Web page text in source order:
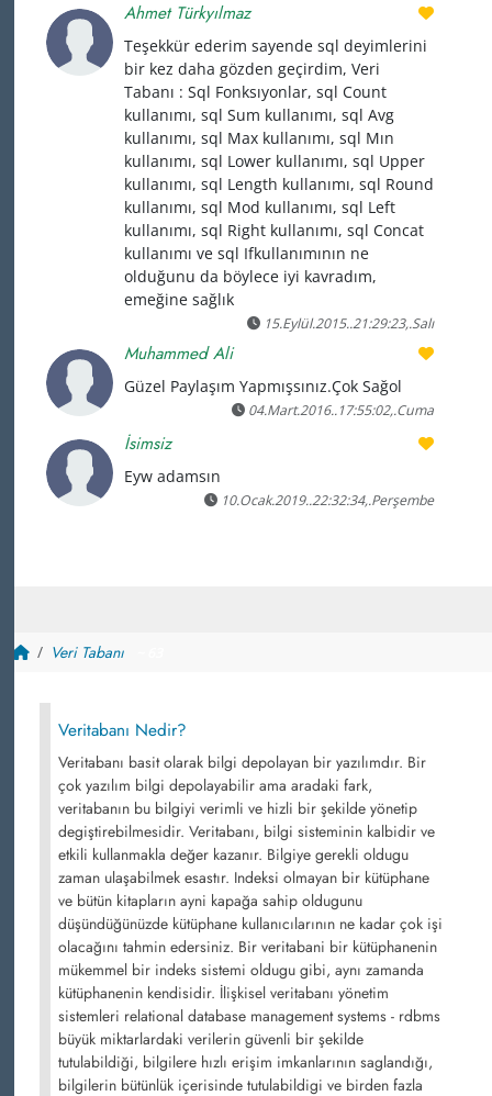
Ahmet Türkyılmaz
Teşekkür ederim sayende sql deyimlerini
bir kez daha gözden geçirdim, Veri
Tabanı : Sql Fonksıyonlar, sql Count
kullanımı, sql Sum kullanımı, sql Avg
kullanımı, sql Max kullanımı, sql Mın
kullanımı, sql Lower kullanımı, sql Upper
kullanımı, sql Length kullanımı, sql Round
kullanımı, sql Mod kullanımı, sql Left
kullanımı, sql Right kullanımı, sql Concat
kullanımı ve sql Ifkullanımının ne
olduğunu da böylece iyi kavradım,
emeğine sağlık
15.Eylül.2015..21:29:23,.Salı
Muhammed Ali
Güzel Paylaşım Yapmışsınız.Çok Sağol
04.Mart.2016..17:55:02,.Cuma
İsimsiz
Eyw adamsın
10.Ocak.2019..22:32:34,.Perşembe
Veri Tabanı
Veritabanı Nedir?
Veritabanı basit olarak bilgi depolayan bir yazılımdır. Bir
çok yazılım bilgi depolayabilir ama aradaki fark,
veritabanın bu bilgiyi verimli ve hizli bir şekilde yönetip
degiştirebilmesidir. Veritabanı, bilgi sisteminin kalbidir ve
etkili kullanmakla değer kazanır. Bilgiye gerekli oldugu
zaman ulaşabilmek esastır. Indeksi olmayan bir kütüphane
ve bütün kitapların ayni kapağa sahip oldugunu
düşündüğünüzde kütüphane kullanıcılarının ne kadar çok işi
olacağını tahmin edersiniz. Bir veritabani bir kütüphanenin
mükemmel bir indeks sistemi oldugu gibi, aynı zamanda
kütüphanenin kendisidir. İlişkisel veritabanı yönetim
sistemleri relational database management systems - rdbms
büyük miktarlardaki verilerin güvenli bir şekilde
tutulabildiği, bilgilere hızlı erişim imkanlarının saglandığı,
bilgilerin bütünlük içerisinde tutulabildigi ve birden fazla